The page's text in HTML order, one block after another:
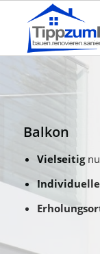
Balkon
Vielseitig
Individuelle